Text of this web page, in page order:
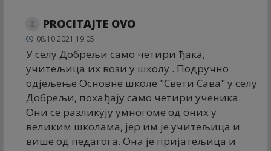
PROCITAJTE OVO
08.10.2021 19:05
У селу Добрељи само четири ђака,
учитељица их вози у школу . Подручно
одјељење Основне школе "Свети Сава" у селу
Добрељи, похађају само четири ученика.
Они се разликују умногоме од оних у
великим школама, јер им је учитељица и
више од педагога. Она је пријатељица и